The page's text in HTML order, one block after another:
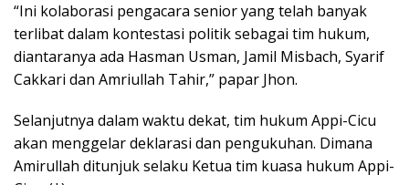
“Ini kolaborasi pengacara senior yang telah banyak
terlibat dalam kontestasi politik sebagai tim hukum,
diantaranya ada Hasman Usman, Jamil Misbach, Syarif
Cakkari dan Amriullah Tahir,” papar Jhon.
Selanjutnya dalam waktu dekat, tim hukum Appi-Cicu
akan menggelar deklarasi dan pengukuhan. Dimana
Amirullah ditunjuk selaku Ketua tim kuasa hukum Appi-